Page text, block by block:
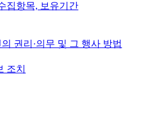
집항목, 보유기간
권리·의무 및 그 행사 방법
조치